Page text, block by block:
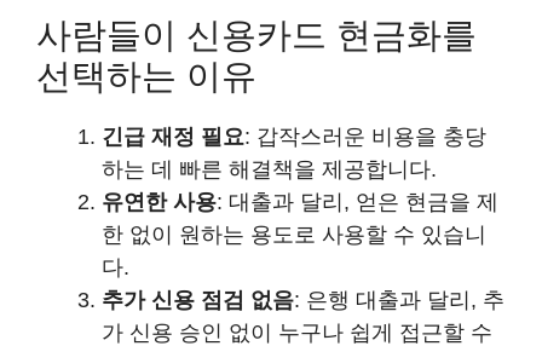
사람들이 신용카드 현금화를
선택하는 이유
긴급 재정 필요: 갑작스러운 비용을 충당
하는 데 빠른 해결책을 제공합니다.
유연한 사용: 대출과 달리, 얻은 현금을 제
한 없이 원하는 용도로 사용할 수 있습니
다.
추가 신용 점검 없음: 은행 대출과 달리, 추
가 신용 승인 없이 누구나 쉽게 접근할 수